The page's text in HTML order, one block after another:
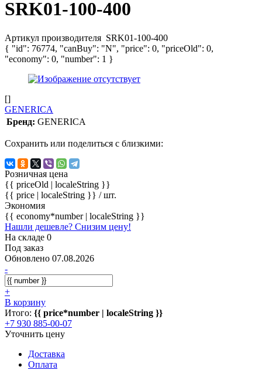
SRK01-100-400
Артикул производителя SRK01-100-400
{ "id": 76774, "canBuy": "N", "price": 0, "priceOld": 0,
"economy": 0, "number": 1 }
[]
GENERICA
Бренд: GENERICA
Сохранить или поделиться с близкими:
Розничная цена
{{ priceOld | localeString }}
{{ price | localeString }} / шт.
Экономия
{{ economy*number | localeString }}
Нашли дешевле? Снизим цену!
На складе 0
Под заказ
Обновлено 07.08.2026
-
+
В корзину
Итого: {{ price*number | localeString }}
+7 930 885-00-07
Уточнить цену
Доставка
Оплата